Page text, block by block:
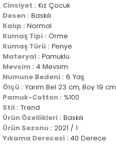
Cinsiyet : Kız Çocuk
Desen : Baskılı
Kalıp : Normal
Kumaş Tipi : Örme
Kumaş Türü : Penye
Materyal : Pamuklu
Mevsim : 4 Mevsim
Numune Bedeni : 6 Yaş
Ölçü : Yarım Bel 23 cm, Boy 19 cm
Pamuk-Cotton : %100
Stil : Trend
Ürün Özellikleri : Baskılı
Ürün Sezonu : 2021 / 1
Yıkama Derecesi : 40 Derece